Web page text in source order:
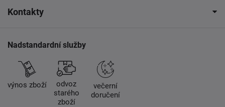
Kontakty
Nadstandardní služby
výnos zboží
odvoz
starého
zboží
večerní
doručení